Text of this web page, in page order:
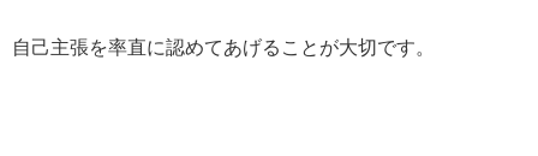
自己主張を率直に認めてあげることが大切です。